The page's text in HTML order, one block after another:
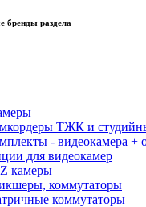
бренды раздела
ТЖК и
- видеокамера +
для видеокамер
камеры
коммутаторы
коммутаторы